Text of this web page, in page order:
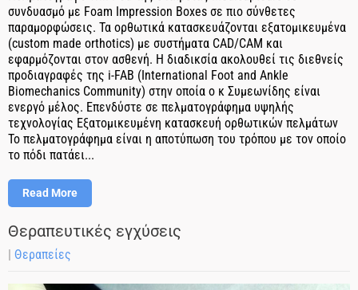
συνδυασμό με Foam Impression Boxes σε πιο σύνθετες
παραμορφώσεις. Τα ορθωτικά κατασκευάζονται εξατομικευμένα
(custom made orthotics) με συστήματα CAD/CAM και
εφαρμόζονται στoν ασθενή. Η διαδικσία ακολουθεί τις διεθνείς
προδιαγραφές της i-FAB (International Foot and Ankle
Biomechanics Community) στην οποία ο κ Συμεωνίδης είναι
ενεργό μέλος. Επενδύστε σε πελματογράφημα υψηλής
τεχνολογίας Εξατομικευμένη κατασκευή ορθωτικών πελμάτων
Το πελματογράφημα είναι η αποτύπωση του τρόπου με τον οποίο
το πόδι πατάει...
Read More
Θεραπευτικές εγχύσεις
| Θεραπείες